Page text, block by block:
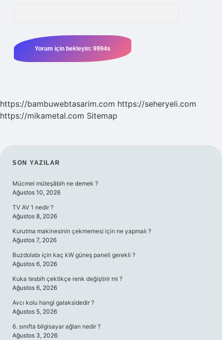
https://bambuwebtasarim.com https://seheryeli.com
https://mikametal.com Sitemap
SIDEBAR
SON YAZILAR
Mücmel müteşâbih ne demek ?
Ağustos 10, 2026
TV AV 1 nedir ?
Ağustos 8, 2026
Kurutma makinesinin çekmemesi için ne yapmalı ?
Ağustos 7, 2026
Buzdolabı için kaç kW güneş paneli gerekli ?
Ağustos 6, 2026
Kuka tesbih çektikçe renk değiştirir mi ?
Ağustos 6, 2026
Avcı kolu hangi galaksidedir ?
Ağustos 5, 2026
6. sınıfta bilgisayar ağları nedir ?
Ağustos 3, 2026